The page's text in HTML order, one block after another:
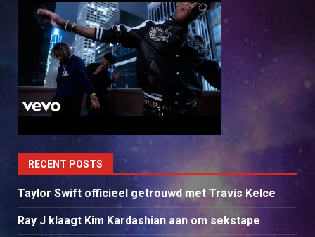
RECENT POSTS
Taylor Swift officieel getrouwd met Travis Kelce
Ray J klaagt Kim Kardashian aan om sekstape